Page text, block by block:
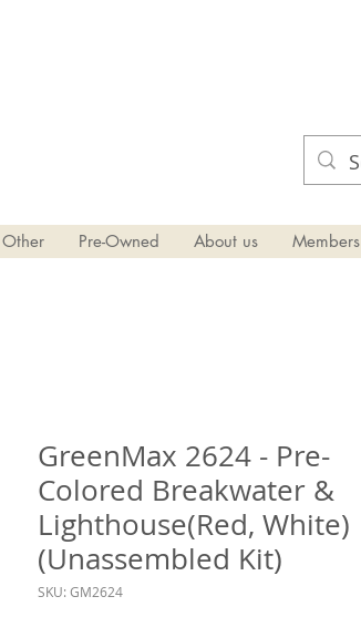
Other Pre-Owned About us Members
GreenMax 2624 - Pre-
Colored Breakwater &
Lighthouse(Red, White)
(Unassembled Kit)
SKU: GM2624